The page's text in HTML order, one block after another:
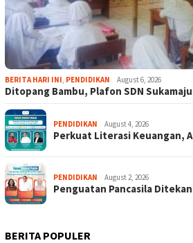
BERITA HARI INI PENDIDIKAN August 6, 2026
Ditopang Bambu, Plafon SDN
PENDIDIKAN August 4, 2026
Perkuat Literasi Keuangan,
PENDIDIKAN August 2, 2026
Penguatan Pancasila
BERITA POPULER